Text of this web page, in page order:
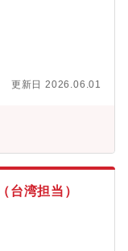
ーケットや分野に
営業所統括本部 神
、総合職 2 名、事
更新日 2026.06.01
台湾担当）